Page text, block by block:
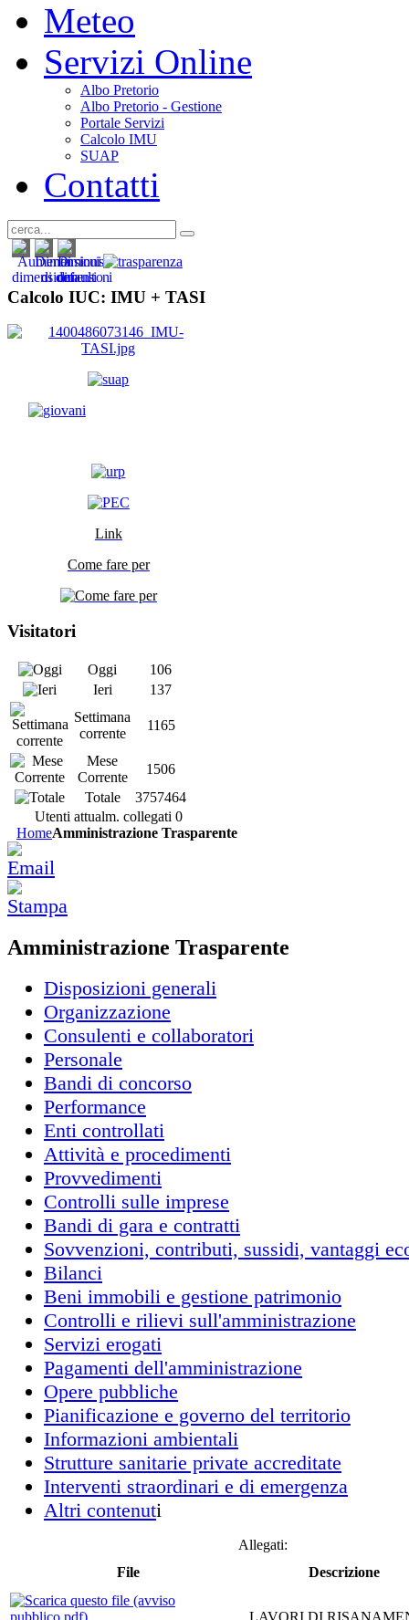
Meteo
Servizi Online
Albo Pretorio
Albo Pretorio - Gestione
Portale Servizi
Calcolo IMU
SUAP
Contatti
Calcolo IUC: IMU + TASI
Link
Come fare per
Visitatori
Oggi
106
Ieri
137
Settimana
corrente
1165
Mese
Corrente
1506
Totale
3757464
Utenti attualm. collegati 0
HomeAmministrazione Trasparente
Amministrazione Trasparente
Disposizioni generali
Organizzazione
Consulenti e collaboratori
Personale
Bandi di concorso
Performance
Enti controllati
Attività e procedimenti
Provvedimenti
Controlli sulle imprese
Bandi di gara e contratti
Sovvenzioni, contributi, sussidi, vantaggi
Bilanci
Beni immobili e gestione patrimonio
Controlli e rilievi sull'amministrazione
Servizi erogati
Pagamenti dell'amministrazione
Opere pubbliche
Pianificazione e governo del territorio
Informazioni ambientali
Strutture sanitarie private accreditate
Interventi straordinari e di emergenza
Altri contenuti
Allegati:
File
Descrizione